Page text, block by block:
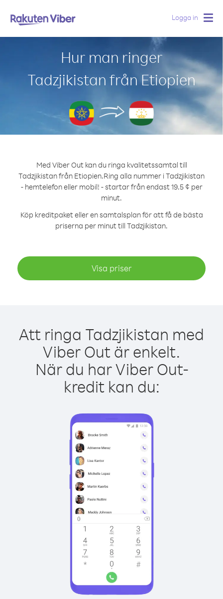
Logga in
Hur man ringer
Tadzjikistan från Etiopien
Med Viber Out kan du ringa kvalitetssamtal till
Tadzjikistan från Etiopien.Ring alla nummer i Tadzjikistan
- hemtelefon eller mobil! - startar från endast 19.5 ¢ per
minut.
Köp kreditpaket eller en samtalsplan för att få de bästa
priserna per minut till Tadzjikistan.
Visa priser
Att ringa Tadzjikistan med
Viber Out är enkelt.
När du har Viber Out-
kredit kan du: